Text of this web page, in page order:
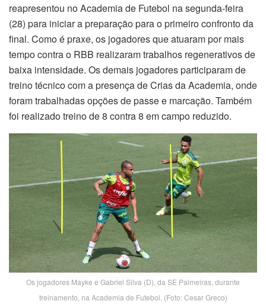
reapresentou no Academia de Futebol na segunda-feira
(28) para iniciar a preparação para o primeiro confronto da
final. Como é praxe, os jogadores que atuaram por mais
tempo contra o RBB realizaram trabalhos regenerativos de
baixa intensidade. Os demais jogadores participaram de
treino técnico com a presença de Crias da Academia, onde
foram trabalhadas opções de passe e marcação. Também
foi realizado treino de 8 contra 8 em campo reduzido.
Os jogadores Mayke e Gabriel Silva (D), da SE Palmeiras, durante
treinamento, na Academia de Futebol. (Foto: Cesar Greco)